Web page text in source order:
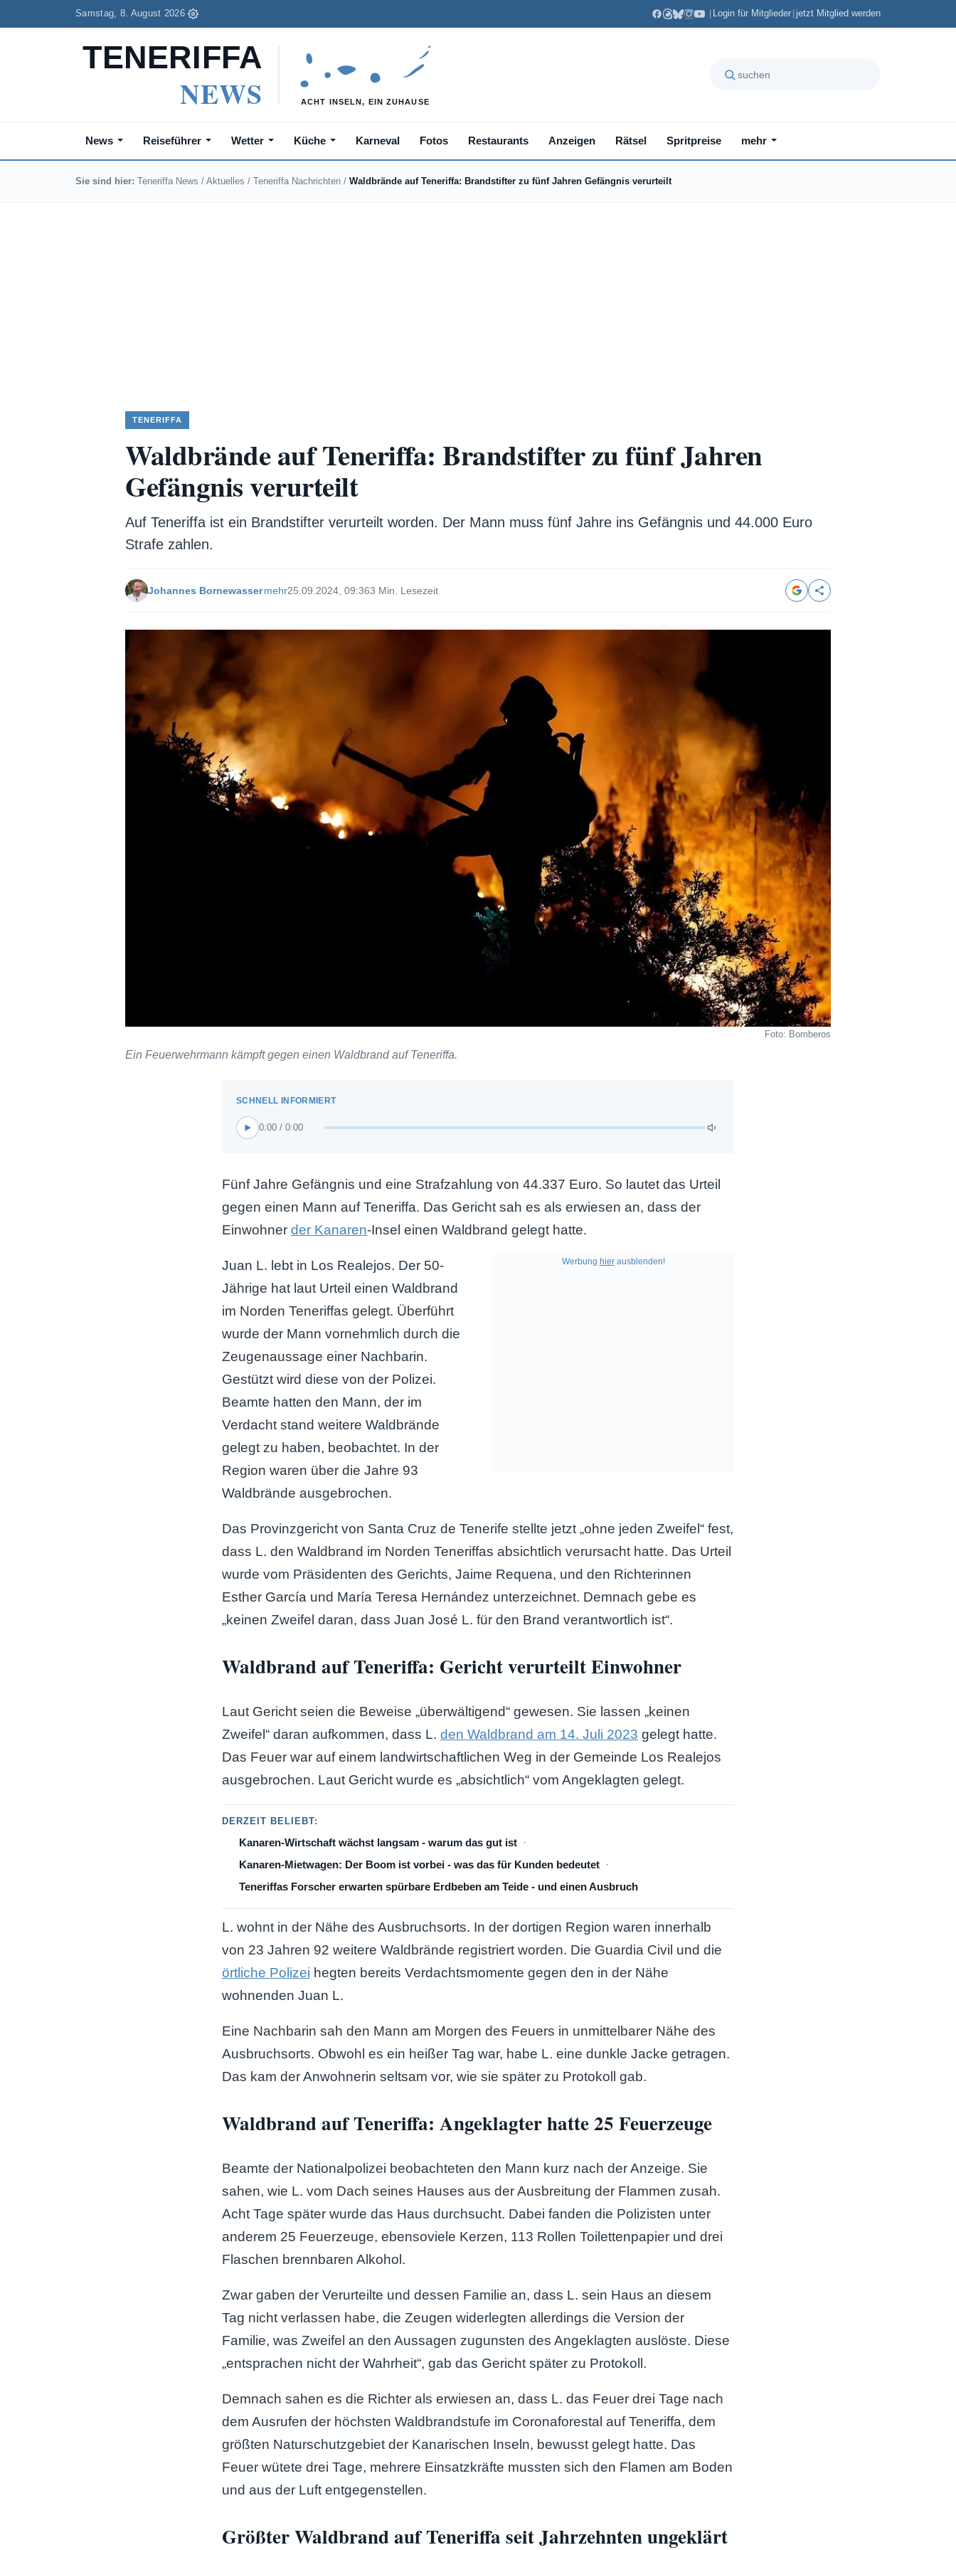
Samstag, 8. August 2026 Login für Mitglieder jetzt Mitglied werden
News Reiseführer Wetter Küche Karneval Fotos Restaurants Anzeigen Rätsel Spritpreise mehr
Sie sind hier: Teneriffa News / Aktuelles / Teneriffa Nachrichten / Waldbrände auf Teneriffa: Brandstifter zu fünf Jahren Gefängnis verurteilt
TENERIFFA
Waldbrände auf Teneriffa: Brandstifter zu fünf Jahren
Gefängnis verurteilt
Auf Teneriffa ist ein Brandstifter verurteilt worden. Der Mann muss fünf Jahre ins Gefängnis und 44.000 Euro
Strafe zahlen.
Johannes Bornewassermehr25.09.2024, 09:363 Min. Lesezeit
Foto: Bomberos
Ein Feuerwehrmann kämpft gegen einen Waldbrand auf Teneriffa.
0:00 / 0:00
Fünf Jahre Gefängnis und eine Strafzahlung von 44.337 Euro. So lautet das Urteil
gegen einen Mann auf Teneriffa. Das Gericht sah es als erwiesen an, dass der
Einwohner der Kanaren-Insel einen Waldbrand gelegt hatte.
Werbung hierausblenden!
Juan L. lebt in Los Realejos. Der 50-
Jährige hat laut Urteil einen Waldbrand
im Norden Teneriffas gelegt. Überführt
wurde der Mann vornehmlich durch die
Zeugenaussage einer Nachbarin.
Gestützt wird diese von der Polizei.
Beamte hatten den Mann, der im
Verdacht stand weitere Waldbrände
gelegt zu haben, beobachtet. In der
Region waren über die Jahre 93
Waldbrände ausgebrochen.
Das Provinzgericht von Santa Cruz de Tenerife stellte jetzt „ohne jeden Zweifel“ fest,
dass L. den Waldbrand im Norden Teneriffas absichtlich verursacht hatte. Das Urteil
wurde vom Präsidenten des Gerichts, Jaime Requena, und den Richterinnen
Esther García und María Teresa Hernández unterzeichnet. Demnach gebe es
„keinen Zweifel daran, dass Juan José L. für den Brand verantwortlich ist“.
Waldbrand auf Teneriffa: Gericht verurteilt Einwohner
Laut Gericht seien die Beweise „überwältigend“ gewesen. Sie lassen „keinen
Zweifel“ daran aufkommen, dass L. den Waldbrand am 14. Juli 2023 gelegt hatte.
Das Feuer war auf einem landwirtschaftlichen Weg in der Gemeinde Los Realejos
ausgebrochen. Laut Gericht wurde es „absichtlich“ vom Angeklagten gelegt.
DERZEIT BELIEBT:
Kanaren-Wirtschaft wächst langsam - warum das gut ist
Kanaren-Mietwagen: Der Boom ist vorbei - was das für Kunden bedeutet
Teneriffas Forscher erwarten spürbare Erdbeben am Teide - und einen Ausbruch
L. wohnt in der Nähe des Ausbruchsorts. In der dortigen Region waren innerhalb
von 23 Jahren 92 weitere Waldbrände registriert worden. Die Guardia Civil und die
örtliche Polizei hegten bereits Verdachtsmomente gegen den in der Nähe
wohnenden Juan L.
Eine Nachbarin sah den Mann am Morgen des Feuers in unmittelbarer Nähe des
Ausbruchsorts. Obwohl es ein heißer Tag war, habe L. eine dunkle Jacke getragen.
Das kam der Anwohnerin seltsam vor, wie sie später zu Protokoll gab.
Waldbrand auf Teneriffa: Angeklagter hatte 25 Feuerzeuge
Beamte der Nationalpolizei beobachteten den Mann kurz nach der Anzeige. Sie
sahen, wie L. vom Dach seines Hauses aus der Ausbreitung der Flammen zusah.
Acht Tage später wurde das Haus durchsucht. Dabei fanden die Polizisten unter
anderem 25 Feuerzeuge, ebensoviele Kerzen, 113 Rollen Toilettenpapier und drei
Flaschen brennbaren Alkohol.
Zwar gaben der Verurteilte und dessen Familie an, dass L. sein Haus an diesem
Tag nicht verlassen habe, die Zeugen widerlegten allerdings die Version der
Familie, was Zweifel an den Aussagen zugunsten des Angeklagten auslöste. Diese
„entsprachen nicht der Wahrheit“, gab das Gericht später zu Protokoll.
Demnach sahen es die Richter als erwiesen an, dass L. das Feuer drei Tage nach
dem Ausrufen der höchsten Waldbrandstufe im Coronaforestal auf Teneriffa, dem
größten Naturschutzgebiet der Kanarischen Inseln, bewusst gelegt hatte. Das
Feuer wütete drei Tage, mehrere Einsatzkräfte mussten sich den Flamen am Boden
und aus der Luft entgegenstellen.
Größter Waldbrand auf Teneriffa seit Jahrzehnten ungeklärt